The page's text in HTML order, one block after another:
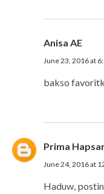
Anisa AE
June 23, 2016 at
bakso
Prima
June 24, 2016 at
Haduw,